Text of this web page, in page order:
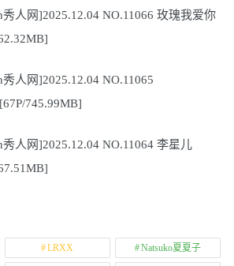
秀人网]2025.12.04 NO.11066 玫瑰我爱你
人网]2025.12.04 NO.11065
745.99MB]
秀人网]2025.12.04 NO.11064 李星儿
LRXX Natsuko夏夏子